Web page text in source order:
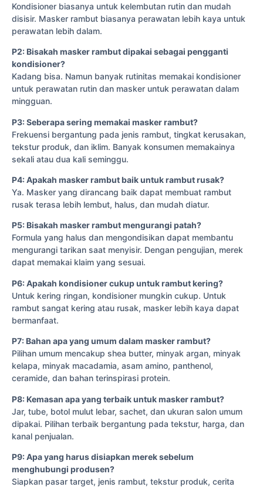
Kondisioner biasanya untuk kelembutan rutin dan mudah
disisir. Masker rambut biasanya perawatan lebih kaya untuk
perawatan lebih dalam.
P2: Bisakah masker rambut dipakai sebagai pengganti
kondisioner?
Kadang bisa. Namun banyak rutinitas memakai kondisioner
untuk perawatan rutin dan masker untuk perawatan dalam
mingguan.
P3: Seberapa sering memakai masker rambut?
Frekuensi bergantung pada jenis rambut, tingkat kerusakan,
tekstur produk, dan iklim. Banyak konsumen memakainya
sekali atau dua kali seminggu.
P4: Apakah masker rambut baik untuk rambut rusak?
Ya. Masker yang dirancang baik dapat membuat rambut
rusak terasa lebih lembut, halus, dan mudah diatur.
P5: Bisakah masker rambut mengurangi patah?
Formula yang halus dan mengondisikan dapat membantu
mengurangi tarikan saat menyisir. Dengan pengujian, merek
dapat memakai klaim yang sesuai.
P6: Apakah kondisioner cukup untuk rambut kering?
Untuk kering ringan, kondisioner mungkin cukup. Untuk
rambut sangat kering atau rusak, masker lebih kaya dapat
bermanfaat.
P7: Bahan apa yang umum dalam masker rambut?
Pilihan umum mencakup shea butter, minyak argan, minyak
kelapa, minyak macadamia, asam amino, panthenol,
ceramide, dan bahan terinspirasi protein.
P8: Kemasan apa yang terbaik untuk masker rambut?
Jar, tube, botol mulut lebar, sachet, dan ukuran salon umum
dipakai. Pilihan terbaik bergantung pada tekstur, harga, dan
kanal penjualan.
P9: Apa yang harus disiapkan merek sebelum
menghubungi produsen?
Siapkan pasar target, jenis rambut, tekstur produk, cerita